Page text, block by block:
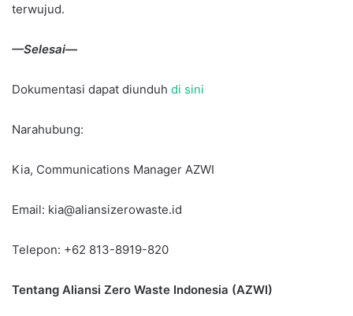
terwujud.
—Selesai—
Dokumentasi dapat diunduh di sini
Narahubung:
Kia, Communications Manager AZWI
Email: kia@aliansizerowaste.id
Telepon: +62 813-8919-820
Tentang Aliansi Zero Waste Indonesia (AZWI)